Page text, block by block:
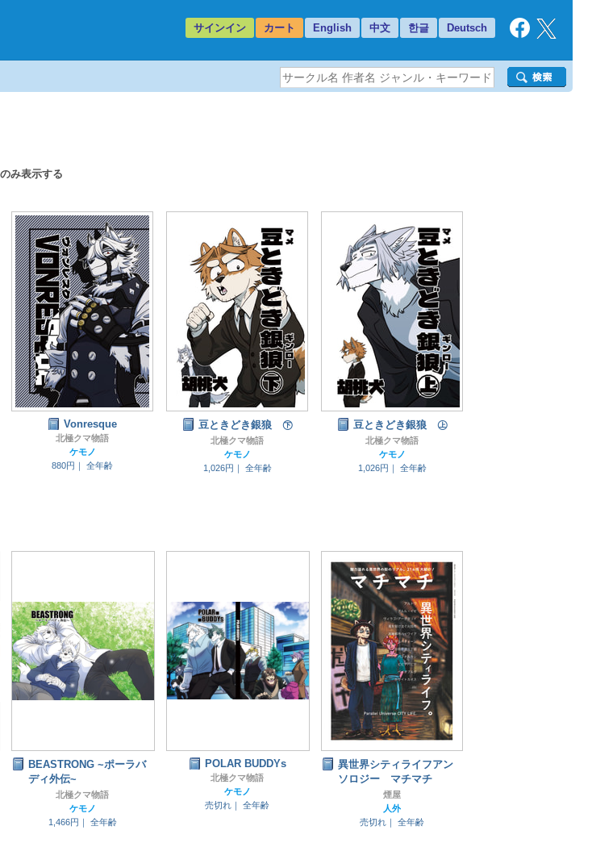
サインイン カート English 中文 한글 Deutsch
み表示する
Vonresque
北極クマ物語
ケモノ
880円｜
全年齢
豆ときどき銀狼 ㊦
北極クマ物語
ケモノ
1,026円｜
全年齢
豆ときどき銀狼 ㊤
北極クマ物語
ケモノ
1,026円｜
全年齢
BEASTRONG ~ポーラバ
ディ外伝~
北極クマ物語
ケモノ
1,466円｜
全年齢
POLAR BUDDYs
北極クマ物語
ケモノ
売切れ｜
全年齢
異世界シティライフアン
ソロジー マチマチ
煙屋
人外
売切れ｜
全年齢